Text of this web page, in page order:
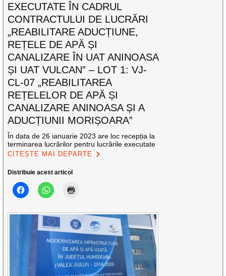
EXECUTATE ÎN CADRUL
CONTRACTULUI DE LUCRĂRI
„REABILITARE ADUCȚIUNE,
REȚELE DE APĂ ȘI
CANALIZARE ÎN UAT ANINOASA
ȘI UAT VULCAN” – LOT 1: VJ-
CL-07 „REABILITAREA
REȚELELOR DE APĂ ȘI
CANALIZARE ANINOASA ȘI A
ADUCȚIUNII MORIȘOARA”
În data de 26 ianuarie 2023 are loc recepția la
terminarea lucrărilor pentru lucrările executate
CITEȘTE MAI DEPARTE
Distribuie acest articol